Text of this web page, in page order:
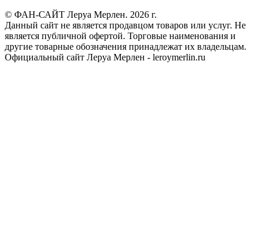
© ФАН-САЙТ Леруа Мерлен. 2026 г.
Данный сайт не является продавцом товаров или услуг. Не
является публичной офертой. Торговые наименования и
другие товарные обозначения принадлежат их владельцам.
Официальный сайт Леруа Мерлен - leroymerlin.ru